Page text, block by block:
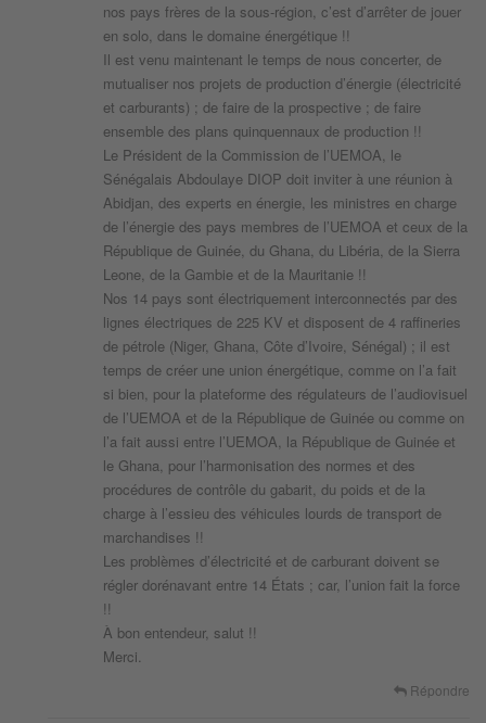
nos pays frères de la sous-région, c’est d’arrêter de jouer
en solo, dans le domaine énergétique !!
Il est venu maintenant le temps de nous concerter, de
mutualiser nos projets de production d’énergie (électricité
et carburants) ; de faire de la prospective ; de faire
ensemble des plans quinquennaux de production !!
Le Président de la Commission de l’UEMOA, le
Sénégalais Abdoulaye DIOP doit inviter à une réunion à
Abidjan, des experts en énergie, les ministres en charge
de l’énergie des pays membres de l’UEMOA et ceux de la
République de Guinée, du Ghana, du Libéria, de la Sierra
Leone, de la Gambie et de la Mauritanie !!
Nos 14 pays sont électriquement interconnectés par des
lignes électriques de 225 KV et disposent de 4 raffineries
de pétrole (Niger, Ghana, Côte d’Ivoire, Sénégal) ; il est
temps de créer une union énergétique, comme on l’a fait
si bien, pour la plateforme des régulateurs de l’audiovisuel
de l’UEMOA et de la République de Guinée ou comme on
l’a fait aussi entre l’UEMOA, la République de Guinée et
le Ghana, pour l’harmonisation des normes et des
procédures de contrôle du gabarit, du poids et de la
charge à l’essieu des véhicules lourds de transport de
marchandises !!
Les problèmes d’électricité et de carburant doivent se
régler dorénavant entre 14 États ; car, l’union fait la force
!!
À bon entendeur, salut !!
Merci.
Répondre